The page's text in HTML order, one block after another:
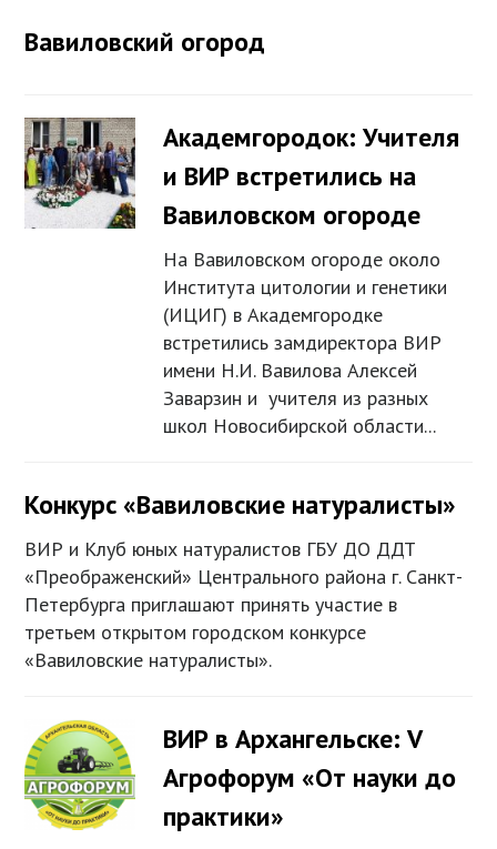
Вавиловский огород
Академгородок: Учителя
и ВИР встретились на
Вавиловском огороде
На Вавиловском огороде около
Института цитологии и генетики
(ИЦИГ) в Академгородке
встретились замдиректора ВИР
имени Н.И. Вавилова Алексей
Заварзин и учителя из разных
школ Новосибирской области...
Конкурс «Вавиловские натуралисты»
ВИР и Клуб юных натуралистов ГБУ ДО ДДТ
«Преображенский» Центрального района г. Санкт-
Петербурга приглашают принять участие в
третьем открытом городском конкурсе
«Вавиловские натуралисты».
ВИР в Архангельске: V
Агрофорум «От науки до
практики»